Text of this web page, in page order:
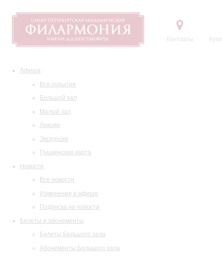
Контакты
Афиша
Все события
Большой зал
Малый зал
Лекции
Экскурсии
Пушкинская карта
Новости
Все новости
Изменения в афише
Подписка на новости
Билеты и абонементы
Билеты Большого зала
Абонементы Большого зала